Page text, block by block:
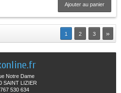
Ajouter au panier
1 2 3 »
Notre Dame
SAINT LIZIER
530 634